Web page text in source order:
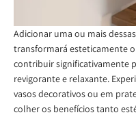
Adicionar uma ou mais
transformará esteticamente
contribuir significativamente
revigorante e relaxante.
vasos decorativos ou em
colher os benefícios tanto